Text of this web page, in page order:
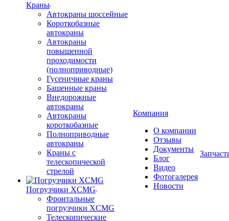
Краны
Автокраны шоссейные
Короткобазные
автокраны
Автокраны
повышенной
проходимости
(полноприводные)
Гусеничные краны
Башенные краны
Внедорожные
автокраны
Автокраны
короткобазные
Полноприводные
автокраны
Краны с
телескопической
стрелой
Погрузчики XCMG
Фронтальные
погрузчики XCMG
Телескопические
Компания
О компании
Отзывы
Документы
Блог
Видео
Фотогалерея
Новости